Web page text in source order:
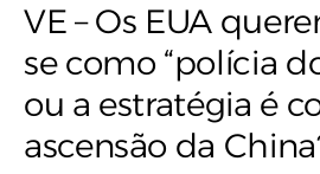
VE – Os EUA
se como “polícia
ou a estratégia é
ascensão da